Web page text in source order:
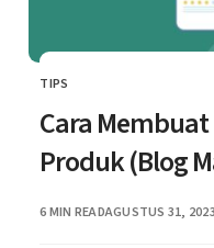
CATEGORY
TIPS
Cara
Produk (Blog
6 MIN READPUBLISHED
AGUSTUS 31, 2023